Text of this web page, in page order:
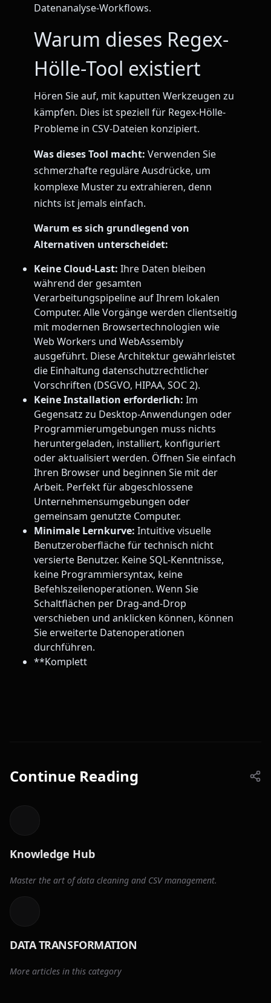
Datenanalyse-Workflows.
Warum dieses Regex-
Hölle-Tool existiert
Hören Sie auf, mit kaputten Werkzeugen zu
kämpfen. Dies ist speziell für Regex-Hölle-
Probleme in CSV-Dateien konzipiert.
Was dieses Tool macht: Verwenden Sie
schmerzhafte reguläre Ausdrücke, um
komplexe Muster zu extrahieren, denn
nichts ist jemals einfach.
Warum es sich grundlegend von
Alternativen unterscheidet:
Keine Cloud-Last: Ihre Daten bleiben
während der gesamten
Verarbeitungspipeline auf Ihrem lokalen
Computer. Alle Vorgänge werden clientseitig
mit modernen Browsertechnologien wie
Web Workers und WebAssembly
ausgeführt. Diese Architektur gewährleistet
die Einhaltung datenschutzrechtlicher
Vorschriften (DSGVO, HIPAA, SOC 2).
Keine Installation erforderlich: Im
Gegensatz zu Desktop-Anwendungen oder
Programmierumgebungen muss nichts
heruntergeladen, installiert, konfiguriert
oder aktualisiert werden. Öffnen Sie einfach
Ihren Browser und beginnen Sie mit der
Arbeit. Perfekt für abgeschlossene
Unternehmensumgebungen oder
gemeinsam genutzte Computer.
Minimale Lernkurve: Intuitive visuelle
Benutzeroberfläche für technisch nicht
versierte Benutzer. Keine SQL-Kenntnisse,
keine Programmiersyntax, keine
Befehlszeilenoperationen. Wenn Sie
Schaltflächen per Drag-and-Drop
verschieben und anklicken können, können
Sie erweiterte Datenoperationen
durchführen.
**Komplett
Continue Reading
Knowledge Hub
Master the art of data cleaning and CSV management.
DATA TRANSFORMATION
More articles in this category